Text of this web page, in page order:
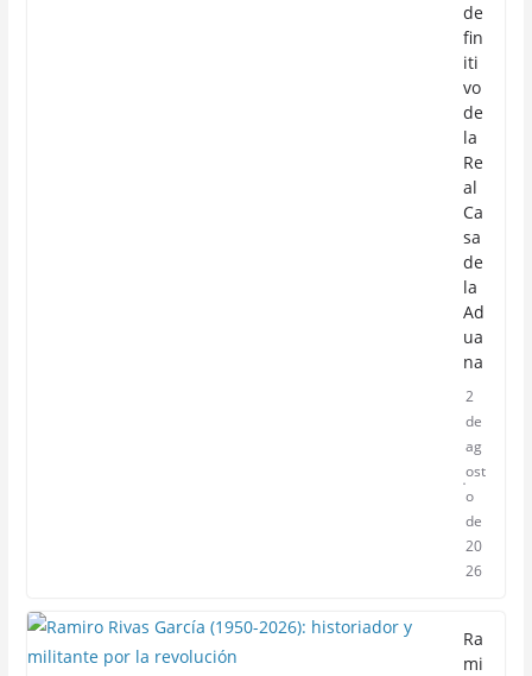
de
fin
iti
vo
de
la
Re
al
Ca
sa
de
la
Ad
ua
na
2
de
ag
ost
o
de
20
26
Ra
mi